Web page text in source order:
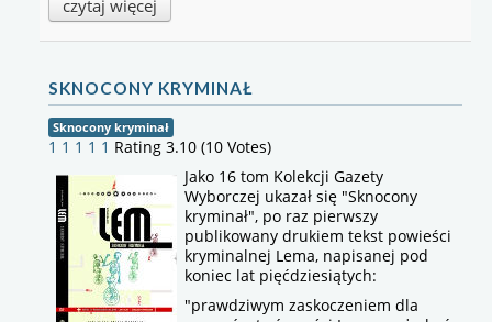
czytaj więcej
SKNOCONY KRYMINAŁ
Sknocony kryminał
1 1 1 1 1 Rating 3.10 (10 Votes)
Jako 16 tom Kolekcji Gazety
Wyborczej ukazał się "Sknocony
kryminał", po raz pierwszy
publikowany drukiem tekst powieści
kryminalnej Lema, napisanej pod
koniec lat pięćdziesiątych:
"prawdziwym zaskoczeniem dla